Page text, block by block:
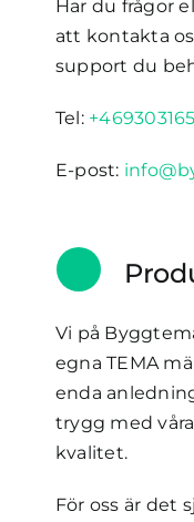
Har du frågor
att kontakta
support du
Tel:
E-post:
Vi på
egna TEMA
enda
trygg med
kvalitet.
För oss är det